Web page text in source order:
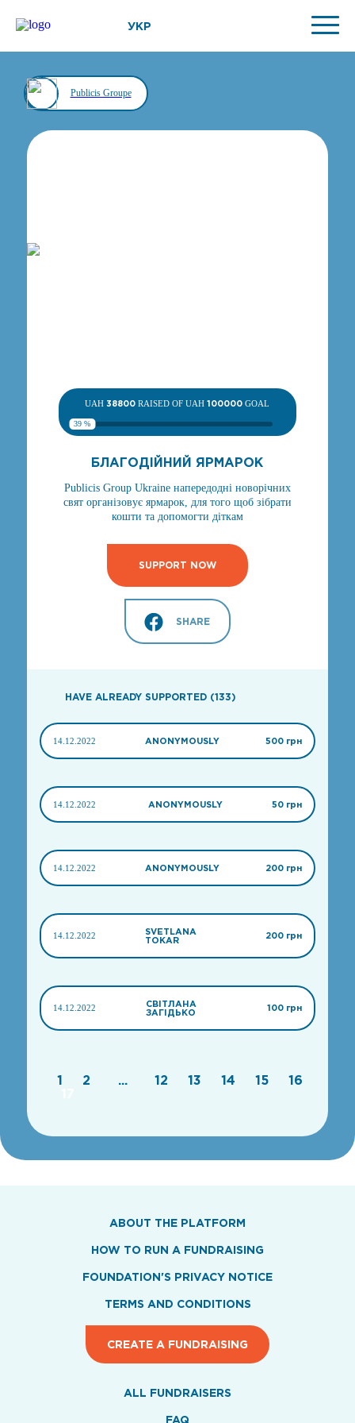
УКР
Publicis Groupe
UAH38800 RAISED OF UAH100000 GOAL
39 %
БЛАГОДІЙНИЙ ЯРМАРОК
Publicis Group Ukraine напередодні новорічних
свят організовує ярмарок, для того щоб зібрати
кошти та допомогти діткам
SUPPORT NOW
SHARE
HAVE ALREADY SUPPORTED (133)
14.12.2022 ANONYMOUSLY 500 грн
14.12.2022 ANONYMOUSLY 50 грн
14.12.2022 ANONYMOUSLY 200 грн
14.12.2022
SVETLANA
TOKAR
200 грн
14.12.2022
СВІТЛАНА
ЗАГІДЬКО
100 грн
1 2 ... 12 13 14 15
16
ABOUT THE PLATFORM
HOW TO RUN A FUNDRAISING
FOUNDATION'S PRIVACY NOTICE
TERMS AND CONDITIONS
CREATE A FUNDRAISING
ALL FUNDRAISERS
FAQ